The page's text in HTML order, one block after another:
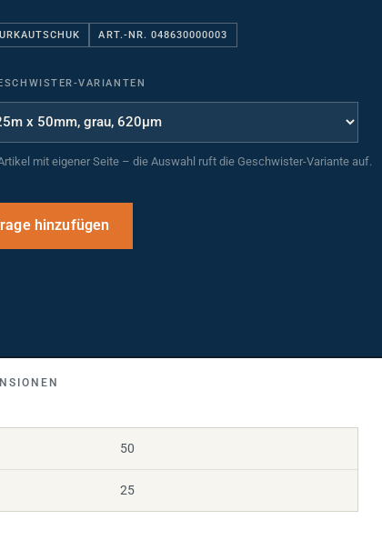
ART.-NR. 048630000003
VARIANTEN
mit eigener Seite – die Auswahl ruft die Geschwister-Variante auf.
50
25